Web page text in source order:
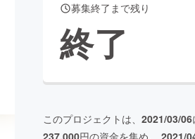
募集終了まで残り
終了
このプロジェクトは、 2021/03/06
237,000円の資金を集め、 2021/